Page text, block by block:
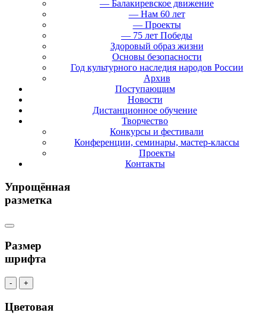
— Балакиревское движение
— Нам 60 лет
— Проекты
— 75 лет Победы
Здоровый образ жизни
Основы безопасности
Год культурного наследия народов России
Архив
Поступающим
Новости
Дистанционное обучение
Творчество
Конкурсы и фестивали
Конференции, семинары, мастер-классы
Проекты
Контакты
Упрощённая
разметка
Размер
шрифта
- +
Цветовая